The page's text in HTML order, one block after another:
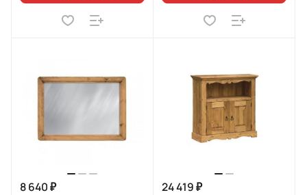
8 640 ₽
24 419 ₽